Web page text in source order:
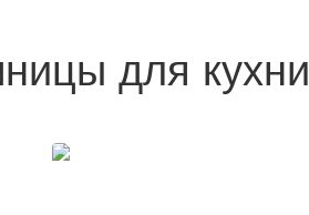
для кухни